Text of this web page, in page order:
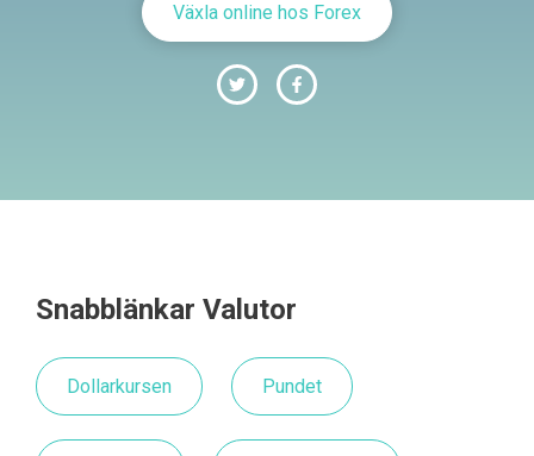
Växla online hos Forex
Snabblänkar Valutor
Dollarkursen Pundet